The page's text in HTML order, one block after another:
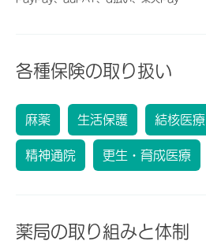
各種保険の取り扱い
麻薬 生活保護 結核医療
精神通院 更生・育成医療
薬局の取り組みと体制